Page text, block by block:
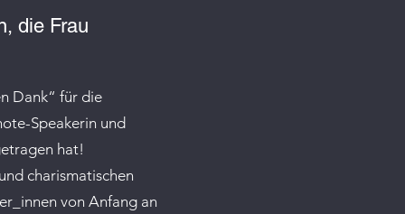
die Frau
Dank“ für die
Speakerin und
hat!
charismatischen
von Anfang an